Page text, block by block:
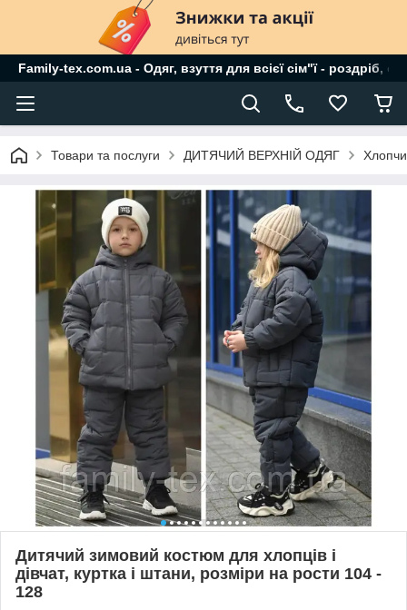
Family-tex.com.ua - Одяг, взуття для всієї сім"ї - роздріб,
Товари та послуги ДИТЯЧИЙ ВЕРХНІЙ ОДЯГ
Дитячий зимовий костюм для хлопців і
дівчат, куртка і штани, розміри на рости 104 -
128